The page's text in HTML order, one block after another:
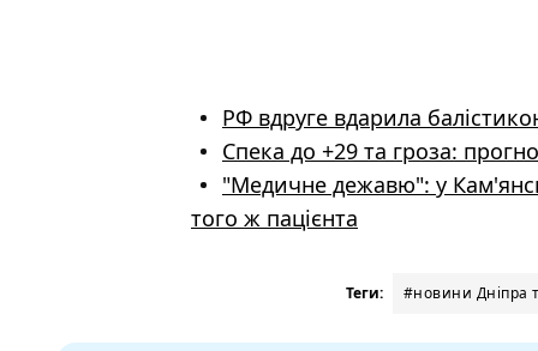
РФ вдруге вдарила
Спека до +29 та гроза:
"Медичне дежавю": у
того ж пацієнта
Теги: #новини Дніпра